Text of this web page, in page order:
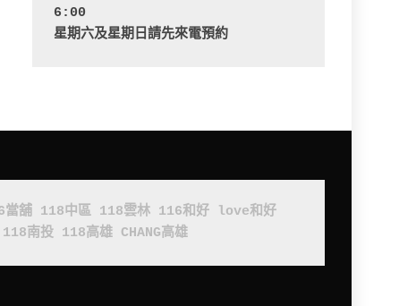
6:00
星期六及星期日請先來電預約
當舖 118中區 118雲林 116和好
love和好
118南投 118高雄 CHANG高雄